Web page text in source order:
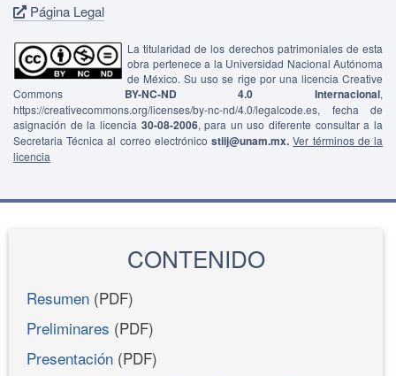
Página Legal
La titularidad de los derechos patrimoniales de esta
obra pertenece a la Universidad Nacional Autónoma
de México. Su uso se rige por una licencia Creative
Commons BY-NC-ND 4.0 Internacional,
https://creativecommons.org/licenses/by-nc-nd/4.0/legalcode.es, fecha de
asignación de la licencia 30-08-2006, para un uso diferente consultar a la
Secretaria Técnica al correo electrónicostiij@unam.mx. Ver términos de la
licencia
CONTENIDO
Resumen (PDF)
Preliminares (PDF)
Presentación (PDF)